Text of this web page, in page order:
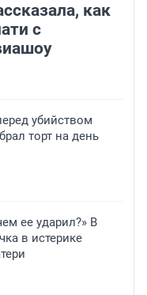
как
с
убийством
торт на день
ее ударил?» В
в истерике